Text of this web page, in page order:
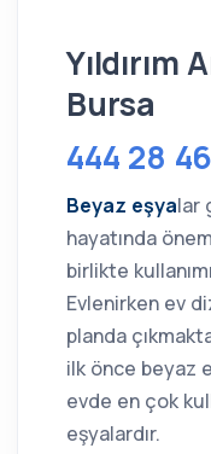
Yıldırım
Bursa
444 28 46
Beyaz eşyalar
hayatında
birlikte
Evlenirken ev
planda
ilk önce beyaz
evde en çok
eşyalardır.